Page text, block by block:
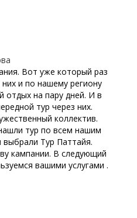
Вот уже который раз
и по нашему региону
отдых на пару дней. И в
тур через них.
коллектив.
тур по всем нашим
Тур Паттайя.
кампании. В следующий
вашими услугами .